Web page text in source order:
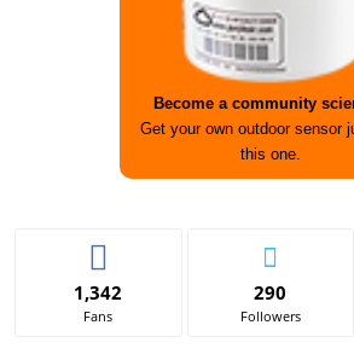
Become a community
Get your own outdoor sensor
this one.
1,342
Fans
290
Followers